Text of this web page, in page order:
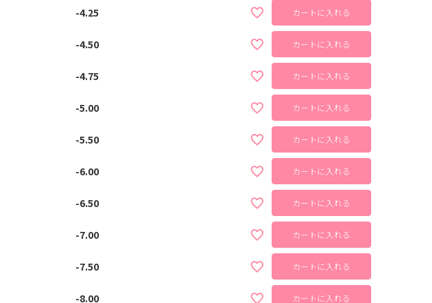
-4.25 カートに入れる
-4.50 カートに入れる
-4.75 カートに入れる
-5.00 カートに入れる
-5.50 カートに入れる
-6.00 カートに入れる
-6.50 カートに入れる
-7.00 カートに入れる
-7.50 カートに入れる
-8.00 カートに入れる